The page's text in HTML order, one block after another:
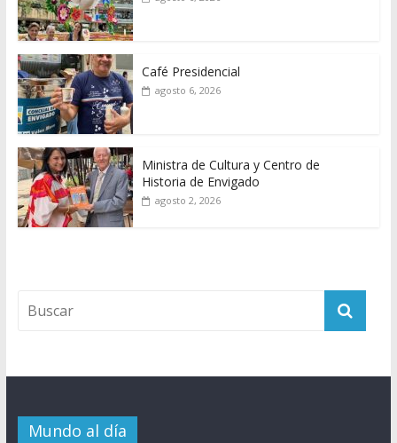
Café Presidencial
agosto 6, 2026
Ministra de Cultura y Centro de
Historia de Envigado
agosto 2, 2026
Mundo al día